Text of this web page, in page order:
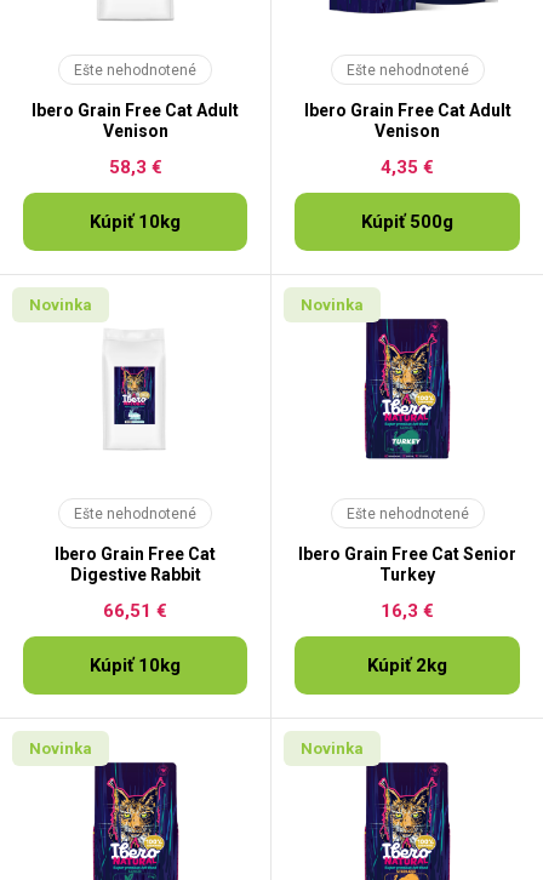
Ešte nehodnotené
Ibero Grain Free Cat Adult
Venison
58,3 €
Kúpiť 10kg
Ešte nehodnotené
Ibero Grain Free Cat Adult
Venison
4,35 €
Kúpiť 500g
Novinka
Ešte nehodnotené
Ibero Grain Free Cat
Digestive Rabbit
66,51 €
Kúpiť 10kg
Novinka
Ešte nehodnotené
Ibero Grain Free Cat Senior
Turkey
16,3 €
Kúpiť 2kg
Novinka Novinka